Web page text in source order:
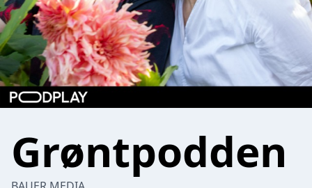
Grøntpodden